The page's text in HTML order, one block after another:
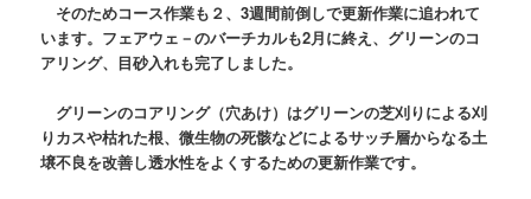
そのためコース作業も２、3週間前倒しで更新作業に追われて
います。フェアウェ－のバーチカルも2月に終え、グリーンのコ
アリング、目砂入れも完了しました。
グリーンのコアリング（穴あけ）はグリーンの芝刈りによる刈
りカスや枯れた根、微生物の死骸などによるサッチ層からなる土
壌不良を改善し透水性をよくするための更新作業です。